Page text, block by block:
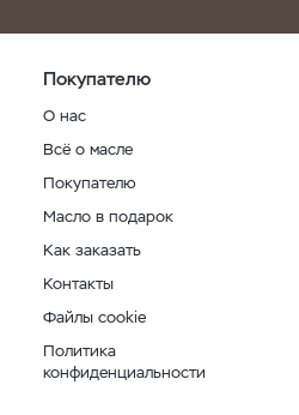
Покупателю
О нас
Всё о масле
Покупателю
Масло в подарок
Как заказать
Контакты
Файлы cookie
Политика
конфиденциальности